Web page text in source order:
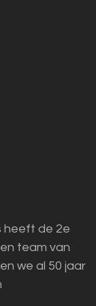
heeft de 2e
team van
we al 50 jaar